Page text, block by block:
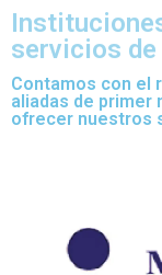
servicios de
Contamos con el
aliadas de primer
ofrecer nuestros